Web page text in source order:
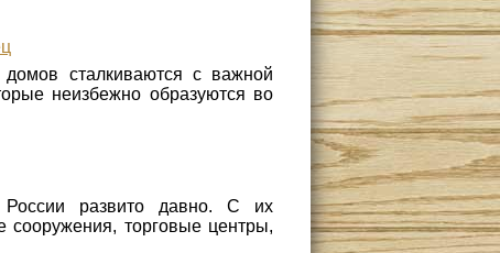
сталкиваются с важной
неизбежно образуются во
России развито давно. С их
торговые центры,